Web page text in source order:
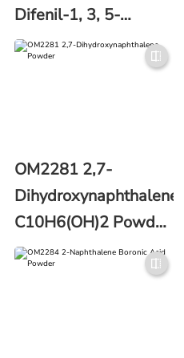
Difenil-1, 3, 5-
Triazina Pó
OM2281 2,7-
Dihydroxynaphthalene
C10H6(OH)2 Powder
(CAS No. 582-17-2)